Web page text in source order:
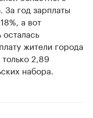
За год зарплаты
а вот
жители города
2,89
набора.